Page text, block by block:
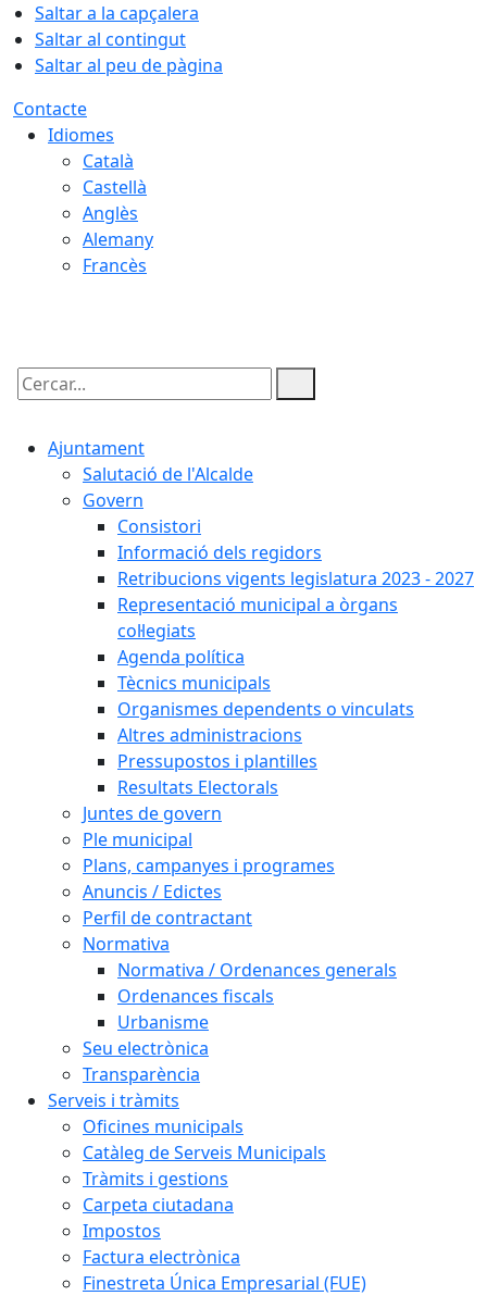
Saltar a la capçalera
Saltar al contingut
Saltar al peu de pàgina
Contacte
Idiomes
Català
Castellà
Anglès
Alemany
Francès
Cercar:
Ajuntament
Salutació de l'Alcalde
Govern
Consistori
Informació dels regidors
Retribucions vigents legislatura 2023 - 2027
Representació municipal a òrgans
col·legiats
Agenda política
Tècnics municipals
Organismes dependents o vinculats
Altres administracions
Pressupostos i plantilles
Resultats Electorals
Juntes de govern
Ple municipal
Plans, campanyes i programes
Anuncis / Edictes
Perfil de contractant
Normativa
Normativa / Ordenances generals
Ordenances fiscals
Urbanisme
Seu electrònica
Transparència
Serveis i tràmits
Oficines municipals
Catàleg de Serveis Municipals
Tràmits i gestions
Carpeta ciutadana
Impostos
Factura electrònica
Finestreta Única Empresarial (FUE)